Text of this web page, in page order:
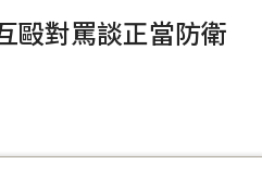
毆對罵談正當防衛